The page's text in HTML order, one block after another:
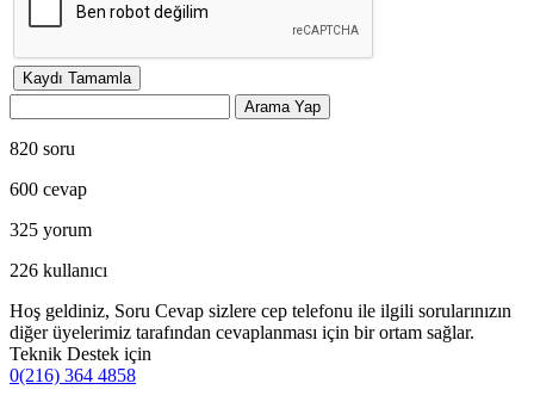
820 soru
600 cevap
325 yorum
226 kullanıcı
Hoş geldiniz, Soru Cevap sizlere cep telefonu ile ilgili sorularınızın
diğer üyelerimiz tarafından cevaplanması için bir ortam sağlar.
Teknik Destek için
0(216) 364 4858